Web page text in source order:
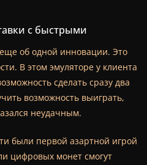
об одной инновации. Это
В этом эмуляторе у клиента
сделать сразу два
возможность выиграть,
неудачным.
были первой азартной игрой
цифровых монет смогут